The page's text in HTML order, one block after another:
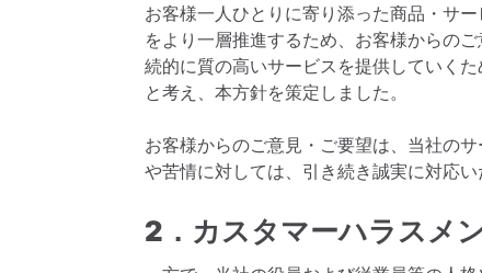
お客様一人ひとりに寄り添った商品・サ
をより一層推進するため、お客様からの
続的に質の高いサービスを提供していく
と考え、本方針を策定しました。
お客様からのご意見・ご要望は、当社の
や苦情に対しては、引き続き誠実に対応い
2．カスタマーハラスメ